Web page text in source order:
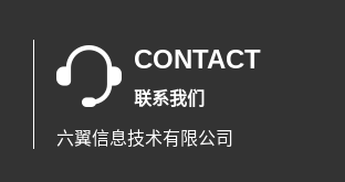
CONTACT
联系我们
六翼信息技术有限公司